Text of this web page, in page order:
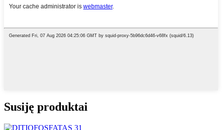
Susiję produktai